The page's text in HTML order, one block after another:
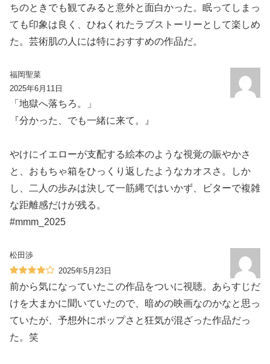
ちのときでも観てみると意外と面白かった。眠ってしまっ
ても印象は良く、ひねくれたラブストーリーとして楽しめ
た。芸術肌の人には特におすすめの作品だ。
福岡聖菜
2025年6月11日
「地獄へ落ちろ。」
『分かった、でも一緒に来て。』
やけにイエローが支配する絵本のような視覚の賑やかさ
と、おもちゃ箱をひっくり返したようなカオスさ。しか
し、二人の歩みは決して一筋縄ではいかず、ビターで複雑
な距離感だけが残る。
#mmm_2025
松田渉
2025年5月23日
前から気になっていたこの作品をついに視聴。あらすじだ
けを大まかに聞いていたので、暗めの映画なのかなと思っ
ていたが、予想外にポップさと狂気が混ざった作品だっ
た。笑